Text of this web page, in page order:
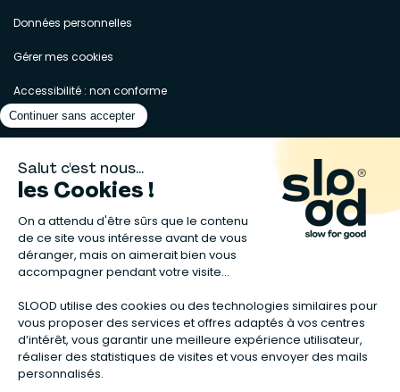
Données personnelles
Gérer mes cookies
Accessibilité : non conforme
Matelas naturels⋅Graines bio⋅ Lits bébés en bois⋅Déodorant bio⋅Sapin
en bois⋅Complement alimentaire naturel